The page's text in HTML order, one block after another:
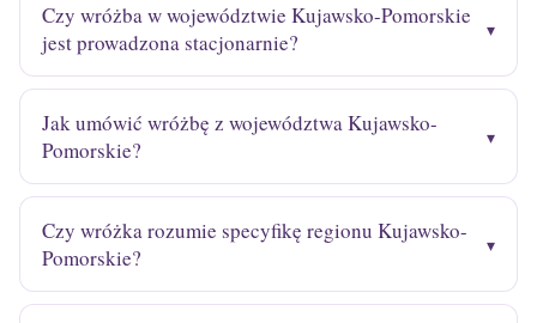
Czy wróżba w województwie Kujawsko-Pomorskie
jest prowadzona stacjonarnie?
Jak umówić wróżbę z województwa Kujawsko-
Pomorskie?
Czy wróżka rozumie specyfikę regionu Kujawsko-
Pomorskie?